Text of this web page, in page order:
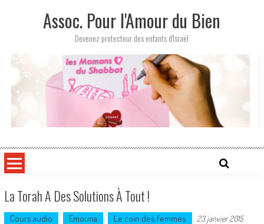
Assoc. Pour l'Amour du Bien
Devenez protecteur des enfants d'Israël
La Torah A Des Solutions À Tout !
Cours audio Emouna Le coin des femmes 23 janvier 2015